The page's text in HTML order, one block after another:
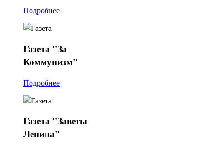
Подробнее
Газета "За
Коммунизм"
Подробнее
Газета "Заветы
Ленина"